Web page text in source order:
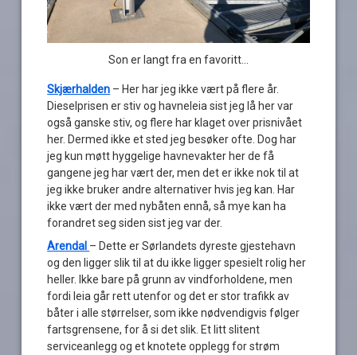
Son er langt fra en favoritt…
Skjærhalden – Her har jeg ikke vært på flere år.
Dieselprisen er stiv og havneleia sist jeg lå her var
også ganske stiv, og flere har klaget over prisnivået
her. Dermed ikke et sted jeg besøker ofte. Dog har
jeg kun møtt hyggelige havnevakter her de få
gangene jeg har vært der, men det er ikke nok til at
jeg ikke bruker andre alternativer hvis jeg kan. Har
ikke vært der med nybåten ennå, så mye kan ha
forandret seg siden sist jeg var der.
Arendal – Dette er Sørlandets dyreste gjestehavn
og den ligger slik til at du ikke ligger spesielt rolig her
heller. Ikke bare på grunn av vindforholdene, men
fordi leia går rett utenfor og det er stor trafikk av
båter i alle størrelser, som ikke nødvendigvis følger
fartsgrensene, for å si det slik. Et litt slitent
serviceanlegg og et knotete opplegg for strøm